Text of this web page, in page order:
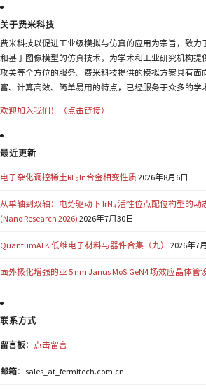
关于费米科技
费米科技以促进工业级模拟与仿真的应用为宗旨，致
和基于图像模型的仿真技术，为学术和工业研究机构提
攻关等全方位的服务。费米科技提供的模拟方案具有面
富、计算高效、简单易用的特点，已经服务于众多的学
欢迎加入我们！（点击链接）
最近更新
电子杂化调控稀土RE₂In合金相变性质2026年8月6日
从单轴到双轴：电势驱动下 IrN₄ 活性位点配位构型的动
(Nano Research 2026) 2026年7月30日
QuantumATK 低维电子材料与器件合集（九） 2026年7
面外极化增强的亚 5 nm Janus MoSiGeN4 场效应晶体管
联系方式
留言板： 点击留言
邮箱：sales_at_fermitech.com.cn